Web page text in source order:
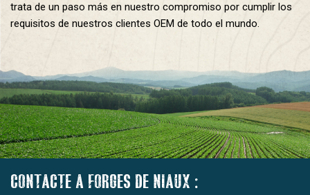
trata de un paso más en nuestro compromiso por cumplir los
requisitos de nuestros clientes OEM de todo el mundo.
CONTACTE A FORGES DE NIAUX :